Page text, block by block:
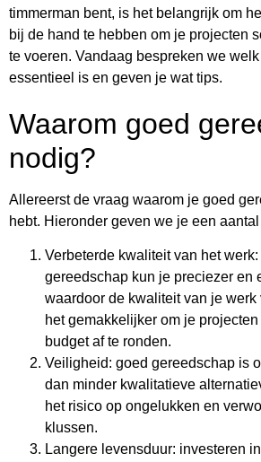
timmerman bent, is het belangrijk om
bij de hand te hebben om je projecten
te voeren. Vandaag bespreken we
essentieel is en geven je wat tips.
Waarom goed
nodig?
Allereerst de vraag waarom je goed
hebt. Hieronder geven we je een
Verbeterde kwaliteit van het werk:
gereedschap kun je preciezer en
waardoor de kwaliteit van je werk
het gemakkelijker om je
budget af te ronden.
Veiligheid: goed gereedschap is
dan minder kwalitatieve
het risico op ongelukken en
klussen.
Langere levensduur: investeren